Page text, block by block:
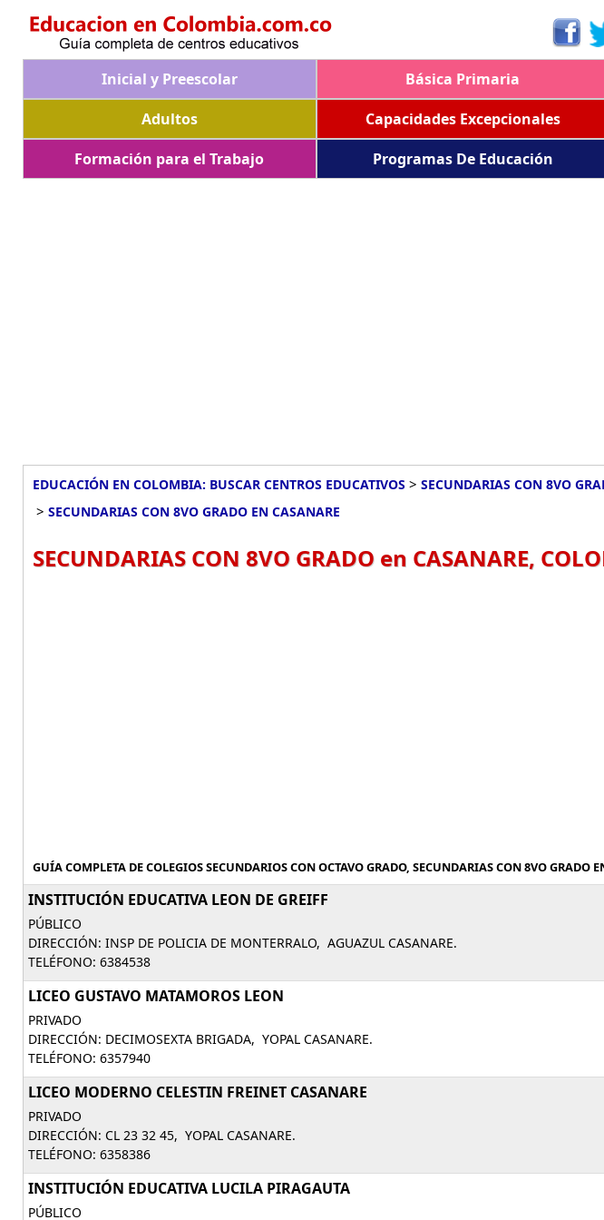
Inicial y Preescolar Básica Primaria
Adultos
Capacidades Excepcionales
Formación para el Trabajo
Programas De Educación
EDUCACIÓN EN COLOMBIA: BUSCAR CENTROS EDUCATIVOS > SECUNDARIAS CON 8VO
> SECUNDARIAS CON 8VO GRADO EN CASANARE
SECUNDARIAS CON 8VO GRADO en CASANARE,
GUÍA COMPLETA DE COLEGIOS SECUNDARIOS CON OCTAVO GRADO, SECUNDARIAS CON 8VO GRADO
INSTITUCIÓN EDUCATIVA LEON DE GREIFF
PÚBLICO
DIRECCIÓN: INSP DE POLICIA DE MONTERRALO, AGUAZUL CASANARE.
TELÉFONO: 6384538
LICEO GUSTAVO MATAMOROS LEON
PRIVADO
DIRECCIÓN: DECIMOSEXTA BRIGADA, YOPAL CASANARE.
TELÉFONO: 6357940
LICEO MODERNO CELESTIN FREINET CASANARE
PRIVADO
DIRECCIÓN: CL 23 32 45, YOPAL CASANARE.
TELÉFONO: 6358386
INSTITUCIÓN EDUCATIVA LUCILA PIRAGAUTA
PÚBLICO